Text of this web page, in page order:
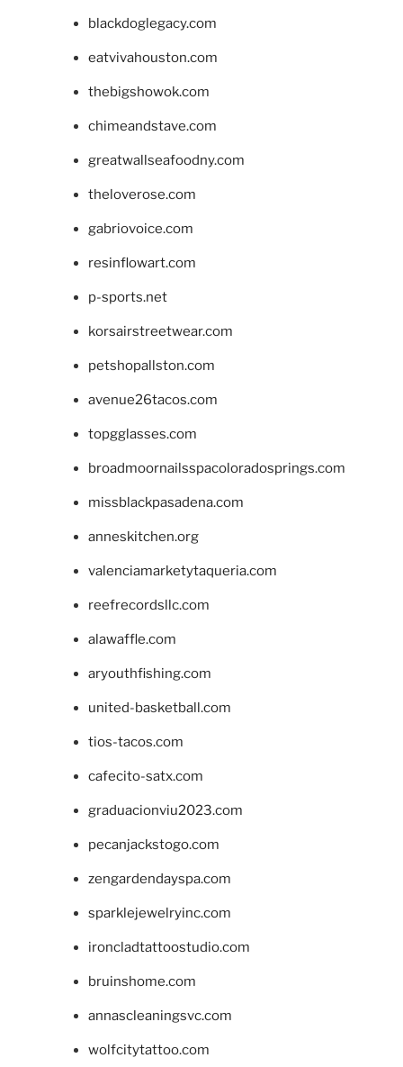
blackdoglegacy.com
eatvivahouston.com
thebigshowok.com
chimeandstave.com
greatwallseafoodny.com
theloverose.com
gabriovoice.com
resinflowart.com
p-sports.net
korsairstreetwear.com
petshopallston.com
avenue26tacos.com
topgglasses.com
broadmoornailsspacoloradosprings.com
missblackpasadena.com
anneskitchen.org
valenciamarketytaqueria.com
reefrecordsllc.com
alawaffle.com
aryouthfishing.com
united-basketball.com
tios-tacos.com
cafecito-satx.com
graduacionviu2023.com
pecanjackstogo.com
zengardendayspa.com
sparklejewelryinc.com
ironcladtattoostudio.com
bruinshome.com
annascleaningsvc.com
wolfcitytattoo.com